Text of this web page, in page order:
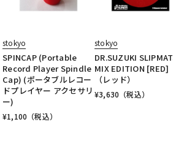
stokyo
SPINCAP (Portable
Record Player Spindle
Cap) (ポータブルレコー
ドプレイヤー アクセサリ
ー)
¥1,100 （税込）
stokyo
DR.SUZUKI
MIX EDITION [RED]
（レッド）
¥3,630 （税込）